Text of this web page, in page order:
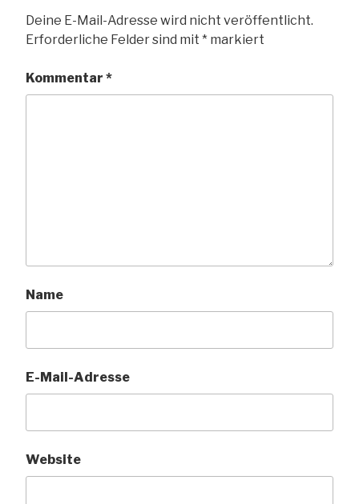
Deine E-Mail-Adresse wird nicht veröffentlicht.
Erforderliche Felder sind mit * markiert
Kommentar *
Name
E-Mail-Adresse
Website